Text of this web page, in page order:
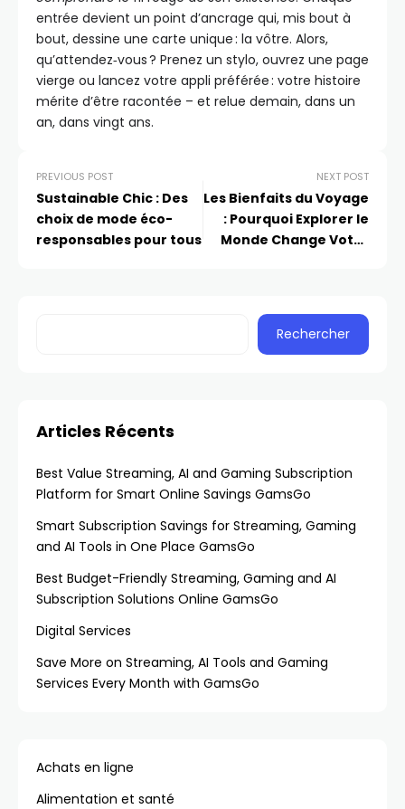
entrée devient un point d’ancrage qui, mis bout à
bout, dessine une carte unique : la vôtre. Alors,
qu’attendez‑vous ? Prenez un stylo, ouvrez une page
vierge ou lancez votre appli préférée : votre histoire
mérite d’être racontée – et relue demain, dans un
an, dans vingt ans.
PREVIOUS POST
Sustainable Chic : Des
choix de mode éco-
responsables pour tous
NEXT POST
Les Bienfaits du Voyage
: Pourquoi Explorer le
Monde Change Votre
Rechercher
Articles Récents
Best Value Streaming, AI and Gaming Subscription
Platform for Smart Online Savings GamsGo
Smart Subscription Savings for Streaming, Gaming
and AI Tools in One Place GamsGo
Best Budget-Friendly Streaming, Gaming and AI
Subscription Solutions Online GamsGo
Digital Services
Save More on Streaming, AI Tools and Gaming
Services Every Month with GamsGo
Achats en ligne
Alimentation et santé